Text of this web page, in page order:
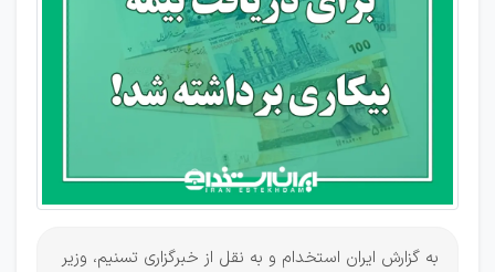
به گزارش ایران استخدام و به نقل از خبرگزاری تسنیم، وزیر